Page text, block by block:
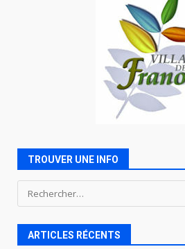
TROUVER UNE INFO
Rechercher :
ARTICLES RÉCENTS